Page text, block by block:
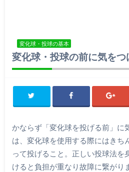
変化球・投球の基本
変化球・投球の前に気をつ
かならず「変化球を投げる前」に
は、変化球を使用する際にはきち
って投げること。正しい投球法を
けると負担が重なり故障に繋がり